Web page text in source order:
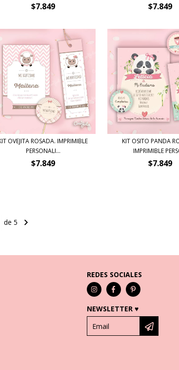
$7.849 $7.849
OVEJITA ROSADA. IMPRIMIBLE
PERSONALI...
$7.849
KIT OSITO PANDA
IMPRIMIBLE
$7.849
de 5
REDES SOCIALES
NEWSLETTER ♥